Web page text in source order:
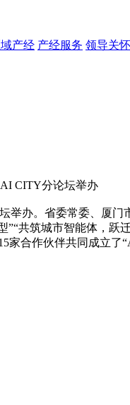
产经 产经服务 领导关怀
CITY分论坛举办
办。省委常委、厦门
共筑城市智能体，跃
合作伙伴共同成立